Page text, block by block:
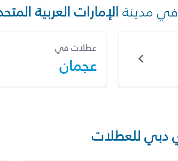
مدينة الإمارات العربية
عطلات في
عجمان
دبي للعطلات